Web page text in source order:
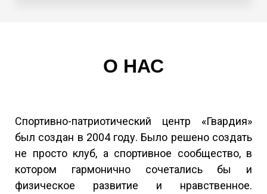
О НАС
Спортивно-патриотический центр «Гвардия»
был создан в 2004 году. Было решено создать
не просто клуб, а спортивное сообщество, в
котором гармонично сочетались бы и
физическое развитие и нравственное.